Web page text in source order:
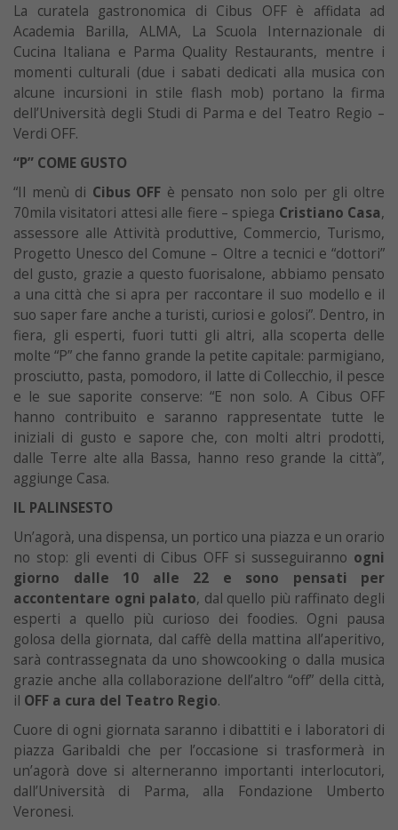
La curatela gastronomica di Cibus OFF è affidata ad
Academia Barilla, ALMA, La Scuola Internazionale di
Cucina Italiana e Parma Quality Restaurants, mentre i
momenti culturali (due i sabati dedicati alla musica con
alcune incursioni in stile flash mob) portano la firma
dell’Università degli Studi di Parma e del Teatro Regio –
Verdi OFF.
“P” COME GUSTO
“Il menù di Cibus OFF è pensato non solo per gli oltre
70mila visitatori attesi alle fiere – spiega Cristiano Casa,
assessore alle Attività produttive, Commercio, Turismo,
Progetto Unesco del Comune – Oltre a tecnici e “dottori”
del gusto, grazie a questo fuorisalone, abbiamo pensato
a una città che si apra per raccontare il suo modello e il
suo saper fare anche a turisti, curiosi e golosi”. Dentro, in
fiera, gli esperti, fuori tutti gli altri, alla scoperta delle
molte “P” che fanno grande la petite capitale: parmigiano,
prosciutto, pasta, pomodoro, il latte di Collecchio, il pesce
e le sue saporite conserve: “E non solo. A Cibus OFF
hanno contribuito e saranno rappresentate tutte le
iniziali di gusto e sapore che, con molti altri prodotti,
dalle Terre alte alla Bassa, hanno reso grande la città”,
aggiunge Casa.
IL PALINSESTO
Un’agorà, una dispensa, un portico una piazza e un orario
no stop: gli eventi di Cibus OFF si susseguiranno ogni
giorno dalle 10 alle 22 e sono pensati per
accontentare ogni palato, dal quello più raffinato degli
esperti a quello più curioso dei foodies. Ogni pausa
golosa della giornata, dal caffè della mattina all’aperitivo,
sarà contrassegnata da uno showcooking o dalla musica
grazie anche alla collaborazione dell’altro “off” della città,
il OFF a cura del Teatro Regio.
Cuore di ogni giornata saranno i dibattiti e i laboratori di
piazza Garibaldi che per l’occasione si trasformerà in
un’agorà dove si alterneranno importanti interlocutori,
dall’Università di Parma, alla Fondazione Umberto
Veronesi.